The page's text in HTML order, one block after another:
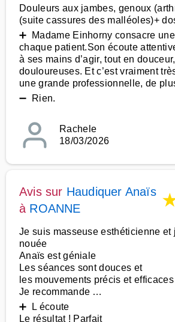
Douleurs aux jambes, genoux
(suite cassures des malléoles)+
➕ Madame Einhorny consacre
chaque patient.Son écoute
à ses mains d’agir, tout en
douloureuses. Et c’est vraiment
une grande professionnelle, de
➖ Rien.
Rachele
18/03/2026
Avis sur Haudiquer Anaïs
à ROANNE
Je suis masseuse esthéticienne et
nouée
Anaïs est géniale
Les séances sont douces et
les mouvements précis et efficaces
Je recommande …
➕ L écoute
Le résultat ! Parfait